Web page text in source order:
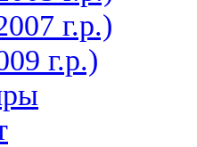
г.р.)
г.р.)